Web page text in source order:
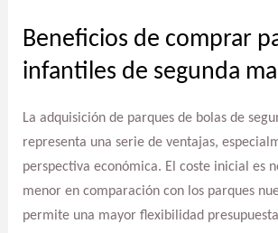
Beneficios de comprar
infantiles de segunda
La adquisición de parques de bolas de
representa una serie de ventajas,
perspectiva económica. El coste inicial es
menor en comparación con los parques
permite una mayor flexibilidad